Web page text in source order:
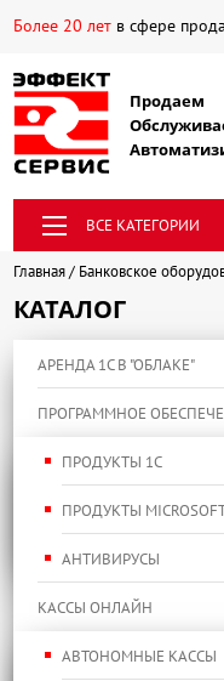
Более 20 летв сфере
Продаем
ВСЕ КАТЕГОРИИ
Главная Банковское
КАТАЛОГ
АРЕНДА 1С В "ОБЛАКЕ"
ПРОГРАММНОЕ
ПРОДУКТЫ 1С
ПРОДУКТЫ
АНТИВИРУСЫ
КАССЫ ОНЛАЙН
АВТОНОМНЫЕ КАССЫ